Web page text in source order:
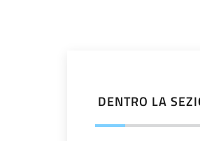
DENTRO LA